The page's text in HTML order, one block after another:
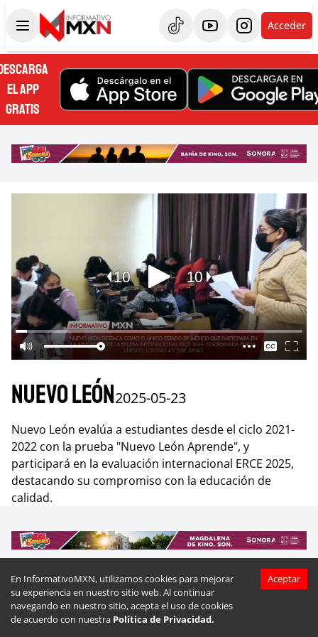
En InformativoMXN, utilizamos cookies para mejorar
su experiencia en nuestro sitio web. Al continuar
navegando en nuestro sitio, acepta el uso de cookies
de acuerdo con nuestra Política de Privacidad.
Aceptar
Acceder
EL APP
GRATIS
Nuevo León2025-05-23
Nuevo León evalúa a estudiantes desde el ciclo 2021-
2022 con la prueba "Nuevo León Aprende", y
participará en la evaluación internacional ERCE 2025,
destacando su compromiso con la educación de
calidad.
Más videos deNuevo León